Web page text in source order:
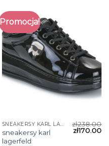
Promocja!
sneakersy karl
lagerfeld
zł238.00
zł170.00